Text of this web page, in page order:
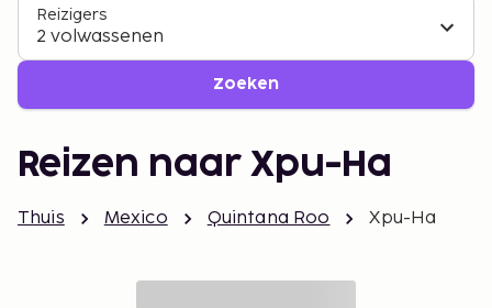
Reizigers
2 volwassenen
Zoeken
Reizen naar Xpu-Ha
Thuis Mexico Quintana Roo Xpu-Ha